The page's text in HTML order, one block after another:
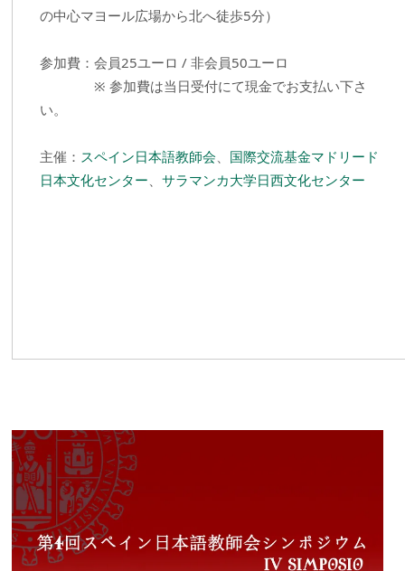
の中心マヨール広場から北へ徒歩5分）
参加費：会員25ユーロ / 非会員50ユーロ
※ 参加費は当日受付にて現金でお支払い下さ
い。
主催： スペイン日本語教師会、 国際交流基金マドリード
日本文化センター、サラマンカ大学日西文化センター